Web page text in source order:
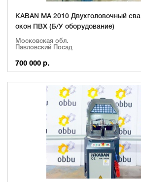
KABAN MA 2010 Двухголовочный
окон ПВХ (Б/У оборудование)
Московская обл.
Павловский Посад
700 000 р.